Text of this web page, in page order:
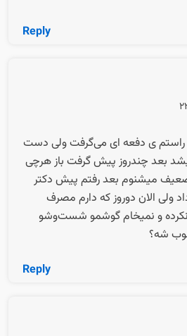
Reply
ی دفعه ای می‌گرفت ولی دست
بعد چندروز پیش گرفت باز هرچی
میشنوم بعد رفتم پیش دکتر
ولی الان دوروز که دارم مصرف
و نمیخام گوشمو شست‌وشو
شه؟
Reply